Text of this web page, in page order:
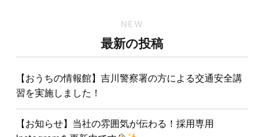
NEW
最新の投稿
【おうちの情報館】吉川警察署の方による交通安全講
習を実施しました！
【お知らせ】当社の雰囲気が伝わる！採用専用